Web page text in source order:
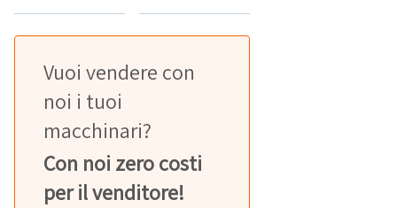
Vuoi vendere con
noi i tuoi
macchinari?
Con noi zero costi
per il venditore!